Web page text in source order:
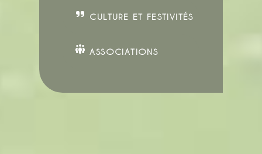
CULTURE ET FESTIVITÉS
ASSOCIATIONS